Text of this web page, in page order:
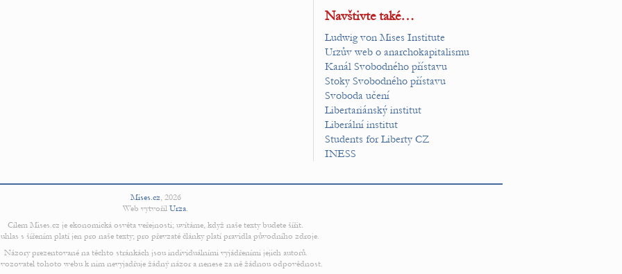
Navštivte také…
Ludwig von Mises Institute
Urzův web o anarchokapitalismu
Kanál Svobodného přístavu
Stoky Svobodného přístavu
Svoboda učení
Libertariánský institut
Liberální institut
Students for Liberty CZ
INESS
Mises.cz, 2026
Web vytvořil Urza.
Cílem Mises.cz je ekonomická osvěta veřejnosti; uvítáme, když naše texty budete šířit.
s šířením platí jen pro naše texty; pro převzaté články platí pravidla původního zdroje.
Názory prezentované na těchto stránkách jsou individuálními vyjádřeními jejich autorů.
tohoto webu k nim nevyjadřuje žádný názor a nenese za ně žádnou odpovědnost.